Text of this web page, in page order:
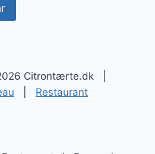
Citrontærte.dk |
Restaurant